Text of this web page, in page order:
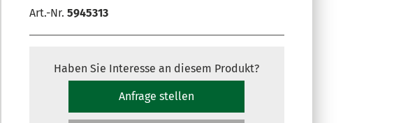
Art.-Nr. 5945313
Haben Sie Interesse an diesem Produkt?
Anfrage stellen